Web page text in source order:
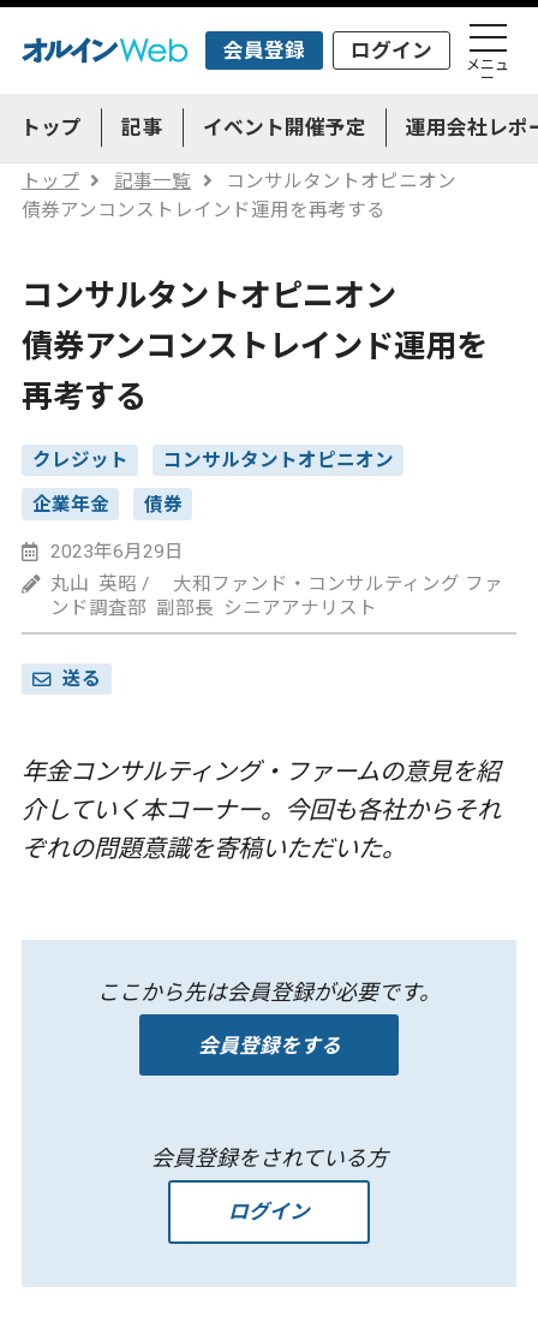
会員登録 ログイン
メニュ
ー
トップ 記事 イベント開催予定 運用会社レポ
トップ 記事一覧
コンサルタントオピニオン
債券アンコンストレインド運用を再考する
コンサルタントオピニオン
債券アンコンストレインド運用を
再考する
クレジット コンサルタントオピニオン
企業年金 債券
2023年6月29日
丸山 英昭 / 大和ファンド・コンサルティング ファ
ンド調査部 副部長 シニアアナリスト
送る
年金コンサルティング・ファームの意見を紹
介していく本コーナー。今回も各社からそれ
ぞれの問題意識を寄稿いただいた。
ここから先は会員登録が必要です。
会員登録をする
会員登録をされている方
ログイン